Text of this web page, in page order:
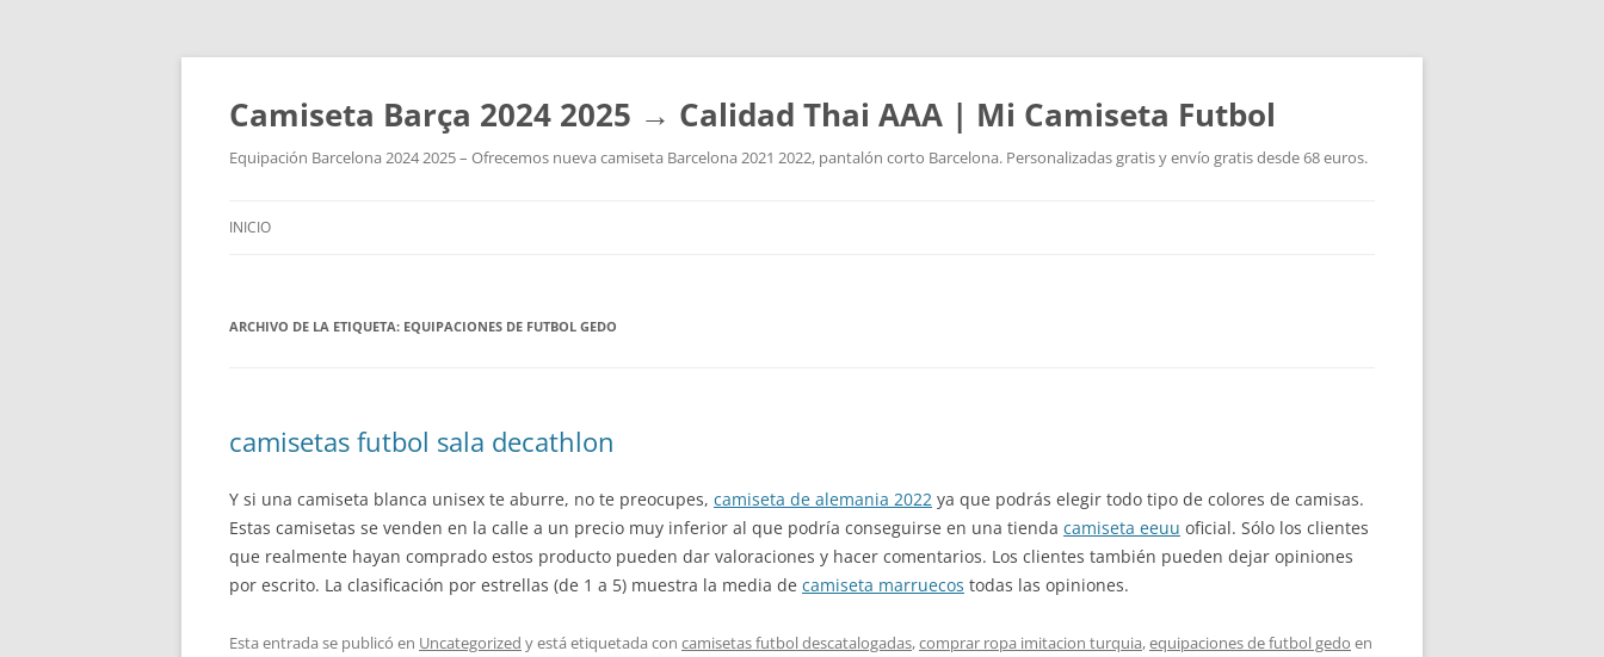
Camiseta Barça 2024 2025 → Calidad Thai AAA | Mi Camiseta Futbol
Equipación Barcelona 2024 2025 – Ofrecemos nueva camiseta Barcelona 2021 2022, pantalón corto Barcelona. Personalizadas gratis y envío gratis desde 68 euros.
INICIO
ARCHIVO DE LA ETIQUETA: EQUIPACIONES DE FUTBOL GEDO
camisetas futbol sala decathlon
Y si una camiseta blanca unisex te aburre, no te preocupes, camiseta de alemania 2022 ya que podrás elegir todo tipo de colores de camisas.
Estas camisetas se venden en la calle a un precio muy inferior al que podría conseguirse en una tienda camiseta eeuu oficial. Sólo los clientes
que realmente hayan comprado estos producto pueden dar valoraciones y hacer comentarios. Los clientes también pueden dejar opiniones
por escrito. La clasificación por estrellas (de 1 a 5) muestra la media de camiseta marruecos todas las opiniones.
Esta entrada se publicó en Uncategorized y está etiquetada con camisetas futbol descatalogadas,comprar ropa imitacion turquia,equipaciones de futbol gedo en